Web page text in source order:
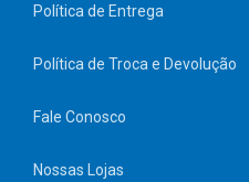
Política de Entrega
Política de Troca e Devolução
Fale Conosco
Nossas Lojas